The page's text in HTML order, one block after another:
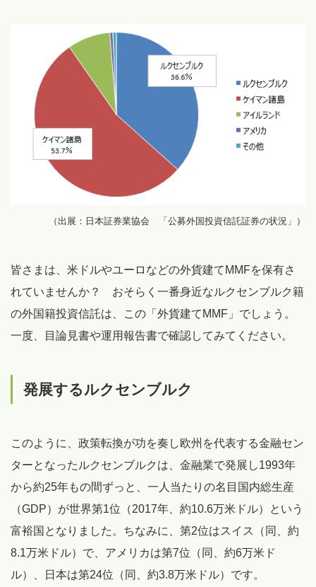
（出展：日本証券業協会 「公募外国投資信託証券の状況」）
皆さまは、米ドルやユーロなどの外貨建てMMFを保有さ
れていませんか？ おそらく一番身近なルクセンブルク籍
の外国籍投資信託は、この「外貨建てMMF」でしょう。
一度、目論見書や運用報告書で確認してみてください。
発展するルクセンブルク
このように、政策転換が功を奏し欧州を代表する金融セン
ターとなったルクセンブルクは、金融業で発展し1993年
から約25年もの間ずっと、一人当たりの名目国内総生産
（GDP）が世界第1位（2017年、約10.6万米ドル）という
富裕国となりました。ちなみに、第2位はスイス（同、約
8.1万米ドル）で、アメリカは第7位（同、約6万米ド
ル）、日本は第24位（同、約3.8万米ドル）です。